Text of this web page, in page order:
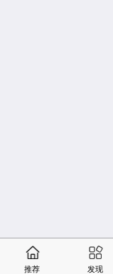
推荐 发现